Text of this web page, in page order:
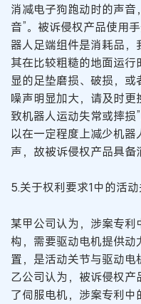
消减电子狗跑动时的声
音”。被诉侵权产品使用
器人足端组件是消耗品
其在比较粗糙的地面运
显的足垫磨损、破损，
噪声明显加大，请及时
致机器人运动失常或摔损
以在一定程度上减少机
声，故被诉侵权产品具备
5.关于权利要求1中的活
某甲公司认为，涉案专
构，需要驱动电机提供动
置，是活动关节与驱动
乙公司认为，被诉侵权
了伺服电机，涉案专利